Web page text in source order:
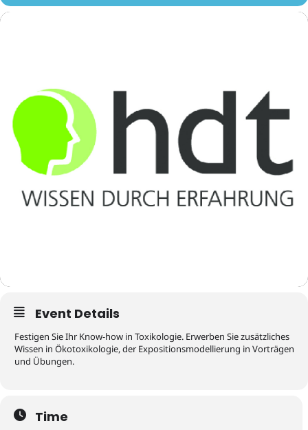
Event Details
Festigen Sie Ihr Know-how in Toxikologie. Erwerben Sie zusätzliches
Wissen in Ökotoxikologie, der Expositionsmodellierung in Vorträgen
und Übungen.
Time